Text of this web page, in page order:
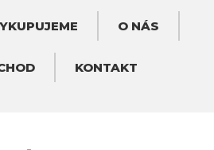
O NÁS
KONTAKT